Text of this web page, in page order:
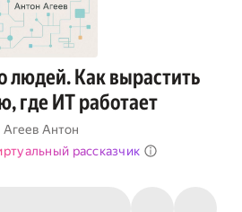
людей. Как вырастить
где ИТ работает
Агеев Антон
рассказчик